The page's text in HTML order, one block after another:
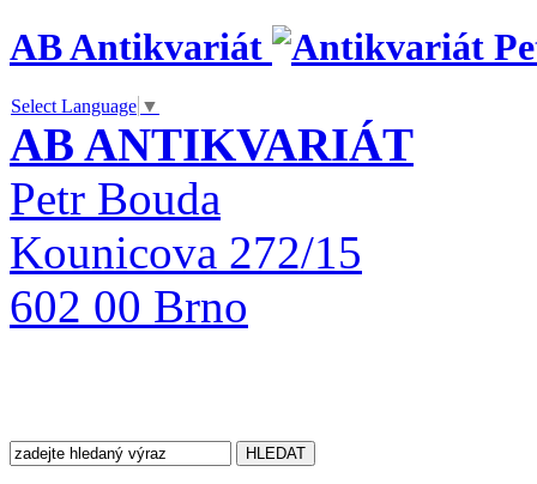
AB Antikvariát
Select Language ▼
AB ANTIKVARIÁT
Petr Bouda
Kounicova 272/15
602 00 Brno